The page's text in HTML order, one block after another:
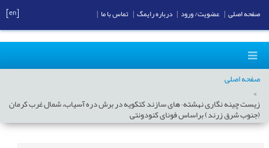
صفحه اصلی
زیست چینه نگاری نهشته¬های سازند کتکویه در برش دره آسیاب، شمال غرب کرمان
(جنوب شرق زرند) براساس فونای کنودونتی
صفحه اصلی عضویت/ ورود درباره رایمگ تماس با ما